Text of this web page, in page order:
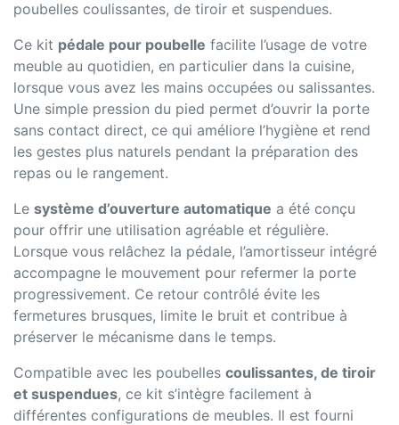
poubelles coulissantes, de tiroir et suspendues.
Ce kit pédale pour poubelle facilite l’usage de votre
meuble au quotidien, en particulier dans la cuisine,
lorsque vous avez les mains occupées ou salissantes.
Une simple pression du pied permet d’ouvrir la porte
sans contact direct, ce qui améliore l’hygiène et rend
les gestes plus naturels pendant la préparation des
repas ou le rangement.
Le système d’ouverture automatique a été conçu
pour offrir une utilisation agréable et régulière.
Lorsque vous relâchez la pédale, l’amortisseur intégré
accompagne le mouvement pour refermer la porte
progressivement. Ce retour contrôlé évite les
fermetures brusques, limite le bruit et contribue à
préserver le mécanisme dans le temps.
Compatible avec les poubelles coulissantes, de tiroir
et suspendues, ce kit s’intègre facilement à
différentes configurations de meubles. Il est fourni